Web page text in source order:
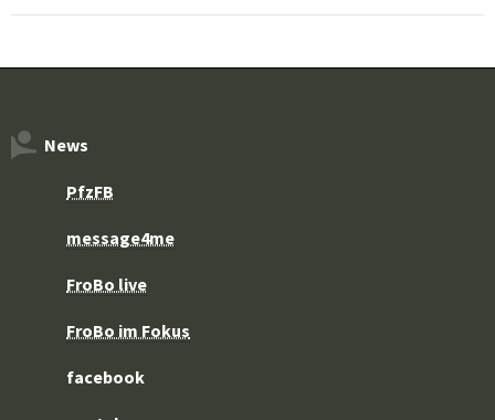
News
PfzFB
message4me
FroBo live
FroBo im Fokus
facebook